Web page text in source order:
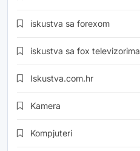
iskustva sa forexom
iskustva sa fox televizorima
Iskustva.com.hr
Kamera
Kompjuteri